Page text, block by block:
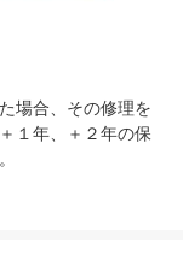
場合、その修理を
１年、＋２年の保